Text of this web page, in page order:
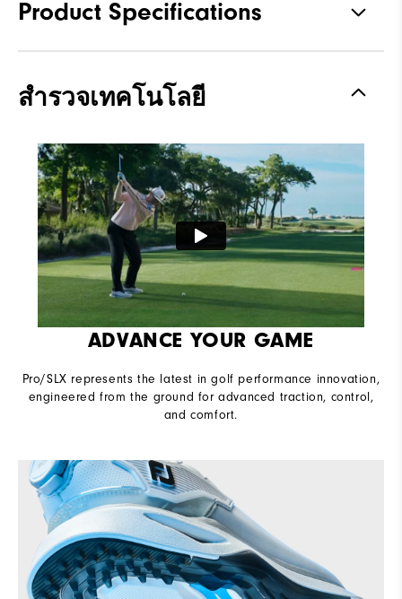
Product Specifications
Cushioning Moderate
สำรวจเทคโนโลยี
ADVANCE YOUR GAME
Pro/SLX represents the latest in golf performance innovation,
engineered from the ground for advanced traction, control,
and comfort.​